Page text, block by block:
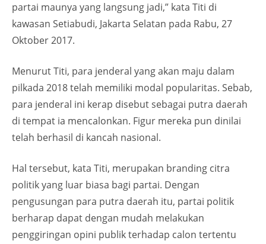
partai maunya yang langsung jadi,” kata Titi di
kawasan Setiabudi, Jakarta Selatan pada Rabu, 27
Oktober 2017.
Menurut Titi, para jenderal yang akan maju dalam
pilkada 2018 telah memiliki modal popularitas. Sebab,
para jenderal ini kerap disebut sebagai putra daerah
di tempat ia mencalonkan. Figur mereka pun dinilai
telah berhasil di kancah nasional.
Hal tersebut, kata Titi, merupakan branding citra
politik yang luar biasa bagi partai. Dengan
pengusungan para putra daerah itu, partai politik
berharap dapat dengan mudah melakukan
penggiringan opini publik terhadap calon tertentu